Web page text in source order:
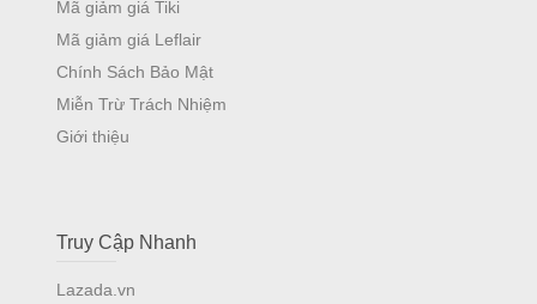
Mã giảm giá Tiki
Mã giảm giá Leflair
Chính Sách Bảo Mật
Miễn Trừ Trách Nhiệm
Giới thiệu
Truy Cập Nhanh
Lazada.vn